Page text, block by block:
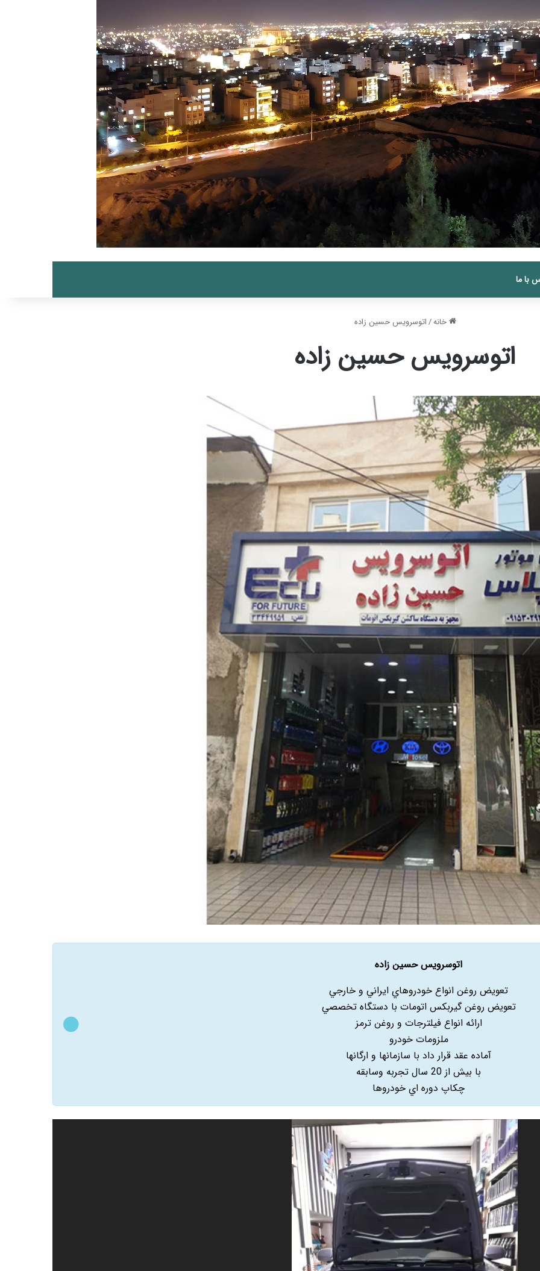
با ما
خانه/اتوسرویس حسین زاده
اتوسرویس حسین زاده
اتوسرویس حسین زاده
تعويض روغن انواع خودروهاي ايراني و خارجي
تعويض روغن گيربکس اتومات با دستگاه تخصصي
ارائه انواع فيلترجات و روغن ترمز
ملزومات خودرو
آماده عقد قرار داد با سازمانها و ارگانها
با بيش از 20 سال تجربه وسابقه
چکاپ دوره اي خودروها